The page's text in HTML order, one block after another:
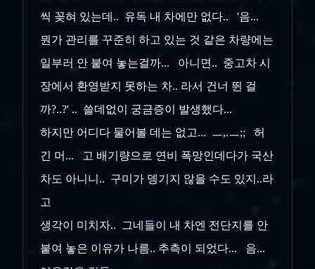
씩 꽂혀 있는데.. 유독 내 차에만 없다.. '음...
뭔가 관리를 꾸준히 하고 있는 것 같은 차량에는
일부러 안 붙여 놓는걸까... 아니면.. 중고차 시
장에서 환영받지 못하는 차.. 라서 건너 뛴 걸
까?..?' .. 쓸데없이 궁금증이 발생했다...
하지만 어디다 물어볼 데는 없고... ㅡ,.ㅡ;; 허
긴 머... 고 배기량으로 연비 폭망인데다가 국산
차도 아니니.. 구미가 뎅기지 않을 수도 있지..라
고
생각이 미치자.. 그네들이 내 차엔 전단지를 안
붙여 놓은 이유가 나름.. 추측이 되었다... 음...